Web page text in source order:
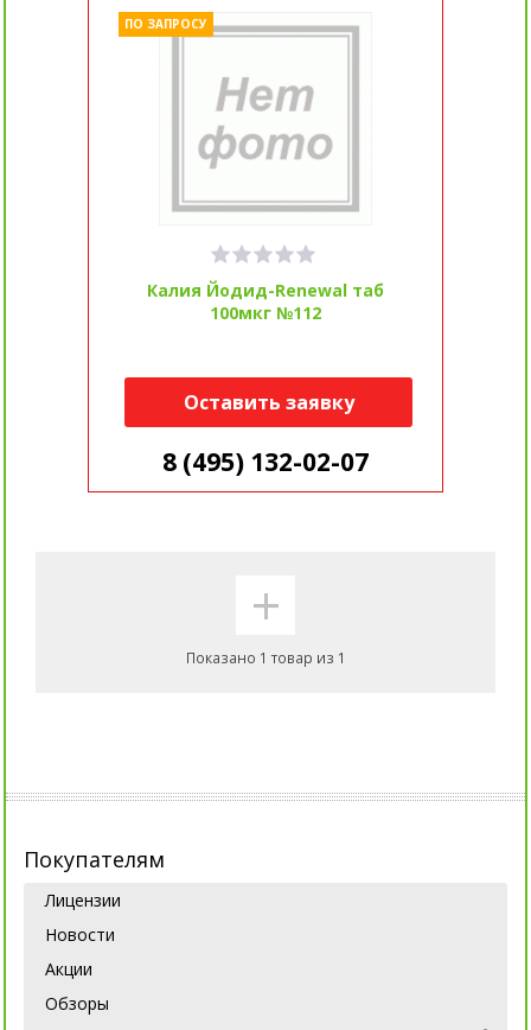
Калия Йодид-Renewal таб
100мкг №112
ПО ЗАПРОСУ
Оставить заявку
8 (495) 132-02-07
+
Показано 1 товар из 1
Покупателям
Лицензии
Новости
Акции
Обзоры